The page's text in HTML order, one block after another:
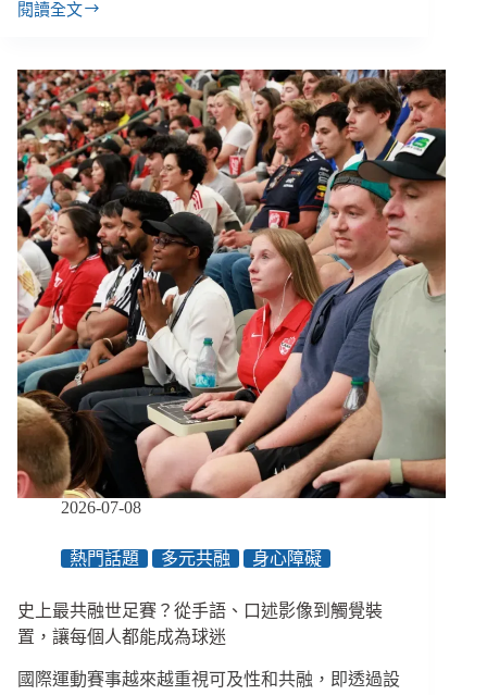
閱讀全文
法
過
22
年，
導
盲
犬
仍
被
拒
於
門
外！
專
家：
工
作
犬
不
會
擊
人
2026-07-08
熱門話題 多元共融 身心障礙
史上最共融世足賽？從手語、口述影像到觸覺裝
置，讓每個人都能成為球迷
國際運動賽事越來越重視可及性和共融，即透過設